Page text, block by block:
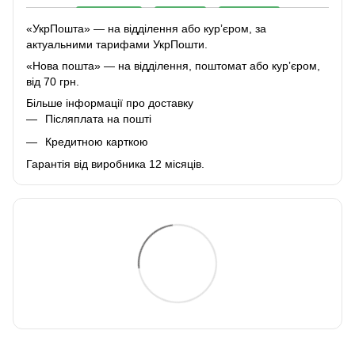
«УкрПошта» — на відділення або курʼєром, за
актуальними тарифами УкрПошти.
«Нова пошта» — на відділення, поштомат або курʼєром,
від 70 грн.
Більше інформації про доставку
Післяплата на пошті
Кредитною карткою
Гарантія від виробника 12 місяців.